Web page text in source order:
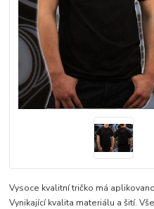
Vysoce kvalitní tričko má
Vynikající kvalita materiálu a šití.